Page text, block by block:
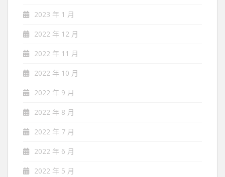
2023 年 1 月
2022 年 12 月
2022 年 11 月
2022 年 10 月
2022 年 9 月
2022 年 8 月
2022 年 7 月
2022 年 6 月
2022 年 5 月